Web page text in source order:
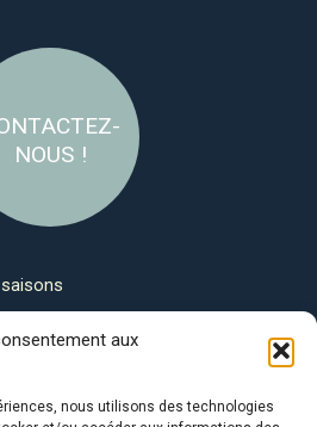
aux
nous utilisons des technologies
NOUS !